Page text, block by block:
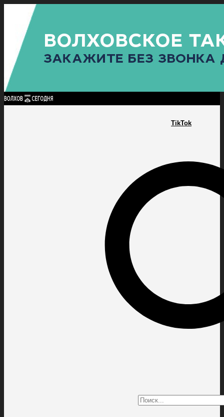
TikTok
Найти:
ГЛАВНАЯ ПОЛИТИКАПРОИСШЕСТВИЯ ПРОКУРАТУРАСПОРТ
ПОЛИТИКА
КУЛЬТУРА
ПОСЕЛЕНИЯ